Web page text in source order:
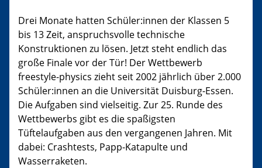
Drei Monate hatten Schüler:innen der Klassen 5
bis 13 Zeit, anspruchsvolle technische
Konstruktionen zu lösen. Jetzt steht endlich das
große Finale vor der Tür! Der Wettbewerb
freestyle-physics zieht seit 2002 jährlich über 2.000
Schüler:innen an die Universität Duisburg-Essen.
Die Aufgaben sind vielseitig. Zur 25. Runde des
Wettbewerbs gibt es die spaßigsten
Tüftelaufgaben aus den vergangenen Jahren. Mit
dabei: Crashtests, Papp-Katapulte und
Wasserraketen.